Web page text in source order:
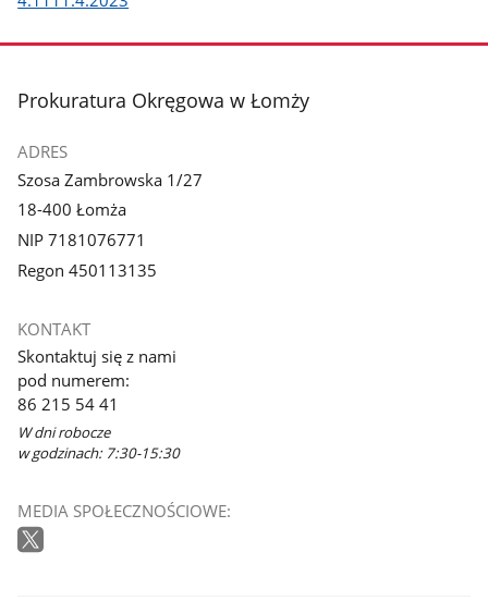
stopka
Prokuratura Okręgowa w Łomży
ADRES
Szosa Zambrowska 1/27
18-400 Łomża
NIP 7181076771
Regon 450113135
KONTAKT
Skontaktuj się z nami
pod numerem:
86 215 54 41
W dni robocze
w godzinach: 7:30-15:30
MEDIA SPOŁECZNOŚCIOWE: